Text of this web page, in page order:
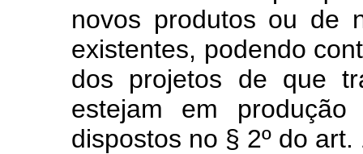
novos produtos ou de
existentes, podendo
dos projetos de que
estejam em
dispostos no § 2º do